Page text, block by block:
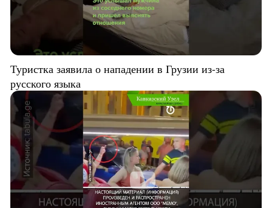
Туристка заявила о нападении в Грузии из-за
русского языка